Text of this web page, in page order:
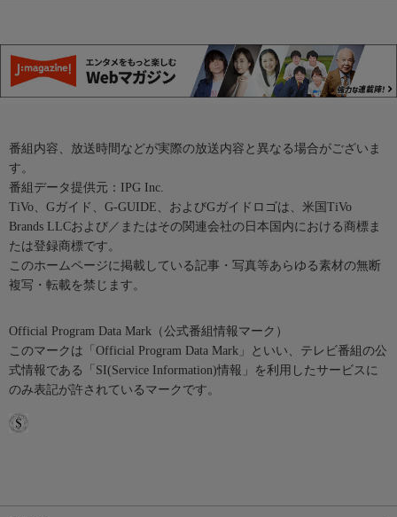
番組内容、放送時間などが実際の放送内容と異なる場合がございま
す。
番組データ提供元：IPG Inc.
TiVo、Gガイド、G-GUIDE、およびGガイドロゴは、米国TiVo
Brands LLCおよび／またはその関連会社の日本国内における商標ま
たは登録商標です。
このホームページに掲載している記事・写真等あらゆる素材の無断
複写・転載を禁じます。
Official Program Data Mark（公式番組情報マーク）
このマークは「Official Program Data Mark」といい、テレビ番組の公
式情報である「SI(Service Information)情報」を利用したサービスに
のみ表記が許されているマークです。